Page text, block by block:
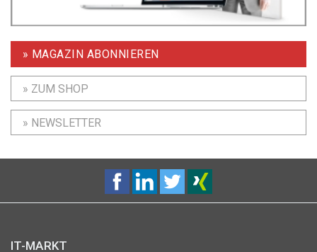
» MAGAZIN ABONNIEREN
» ZUM SHOP
» NEWSLETTER
IT-MARKT